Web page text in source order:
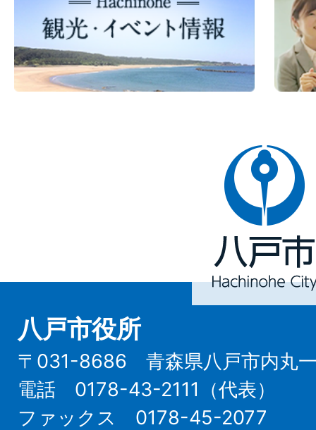
八
戸
市
Hachinohe
City
八戸市役所
〒031-8686 青森県八戸市内丸一
電話 0178-43-2111（代表）
ファックス 0178-45-2077